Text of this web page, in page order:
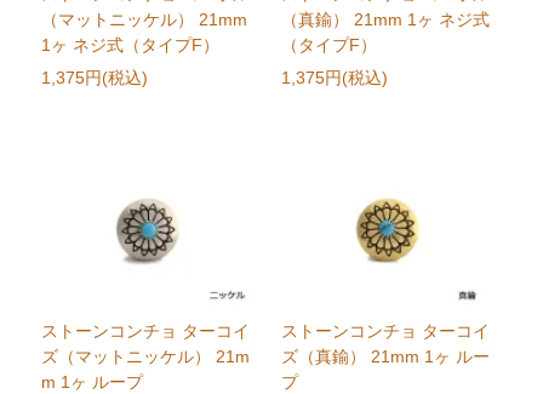
（マットニッケル） 21mm
1ヶ ネジ式（タイプF）
1,375円(税込)
（真鍮） 21mm 1ヶ ネジ式
（タイプF）
1,375円(税込)
ストーンコンチョ ターコイ
ズ（マットニッケル） 21m
m 1ヶ ループ
ストーンコンチョ ターコイ
ズ（真鍮） 21mm 1ヶ ルー
プ